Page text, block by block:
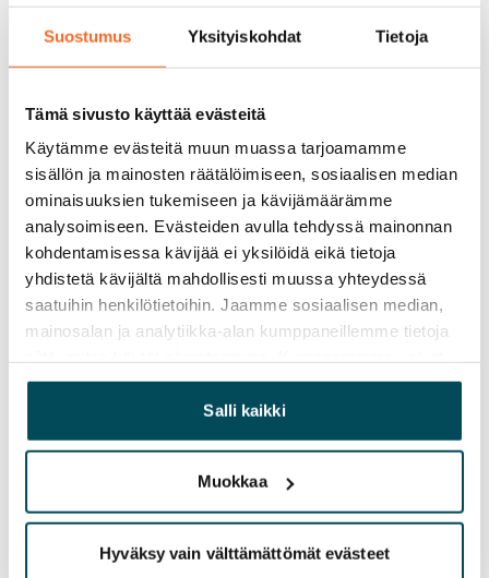
Suostumus Yksityiskohdat Tietoja
Tämä sivusto käyttää evästeitä
Käytämme evästeitä muun muassa tarjoamamme
sisällön ja mainosten räätälöimiseen, sosiaalisen median
ominaisuuksien tukemiseen ja kävijämäärämme
analysoimiseen. Evästeiden avulla tehdyssä mainonnan
kohdentamisessa kävijää ei yksilöidä eikä tietoja
yhdistetä kävijältä mahdollisesti muussa yhteydessä
saatuihin henkilötietoihin. Jaamme sosiaalisen median,
mainosalan ja analytiikka-alan kumppaneillemme tietoja
yhdistää näitä tietoja muihin tietoihin, joita olet antanut
heille tai joita on kerätty, kun olet käyttänyt heidän
palvelujaan.
Salli kaikki
Muokkaa
Hyväksy vain välttämättömät evästeet